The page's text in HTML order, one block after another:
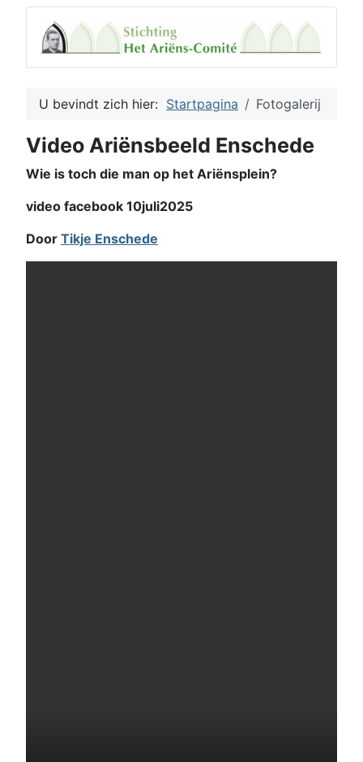
U bevindt zich hier: Startpagina Fotogalerij
Video Ariënsbeeld Enschede
Wie is toch die man op het Ariënsplein?
video facebook 10juli2025
Door Tikje Enschede